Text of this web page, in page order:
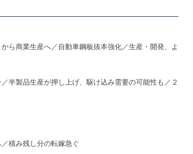
ら商業生産へ／自動車鋼板抜本強化／生産・開発、よ
半製品生産が押し上げ、駆け込み需要の可能性も／２
積み残し分の転嫁急ぐ